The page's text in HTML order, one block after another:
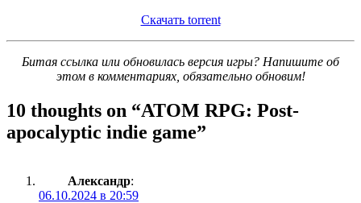
Скачать torrent
Битая ссылка или обновилась версия игры? Напишите об
этом в комментариях, обязательно обновим!
10 thoughts on “ATOM RPG: Post-
apocalyptic indie game”
Александр:
06.10.2024 в 20:59